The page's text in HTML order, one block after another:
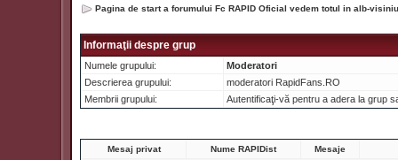
Pagina de start a forumului Fc RAPID Oficial vedem totul in alb-
Informaţii despre grup
Numele grupului:
Moderatori
Descrierea grupului:
moderatori RapidFans.RO
Membrii grupului:
Autentificaţi-vă pentru a adera la grup
Mesaj privat Nume RAPIDist
Mesaje